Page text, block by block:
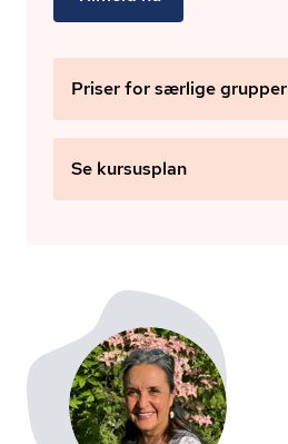
Priser for særlige grupper
Se kursusplan